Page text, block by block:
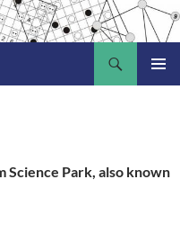
Science Park, also known